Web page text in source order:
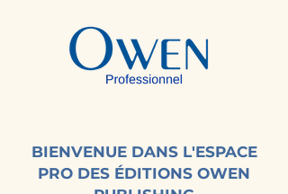
BIENVENUE DANS L'ESPACE
PRO DES ÉDITIONS OWEN